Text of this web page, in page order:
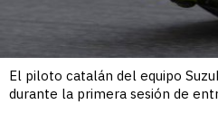
El piloto catalán del equipo
durante la primera sesión de